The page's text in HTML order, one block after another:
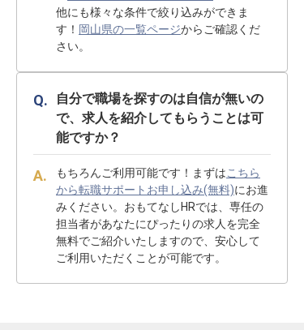
他にも様々な条件で絞り込みができま
す！ 岡山県の一覧ページからご確認くだ
さい。
自分で職場を探すのは自信が無いの
で、求人を紹介してもらうことは可
能ですか？
もちろんご利用可能です！まずはこちら
から転職サポートお申し込み(無料)にお進
みください。おもてなしHRでは、専任の
担当者があなたにぴったりの求人を完全
無料でご紹介いたしますので、安心して
ご利用いただくことが可能です。